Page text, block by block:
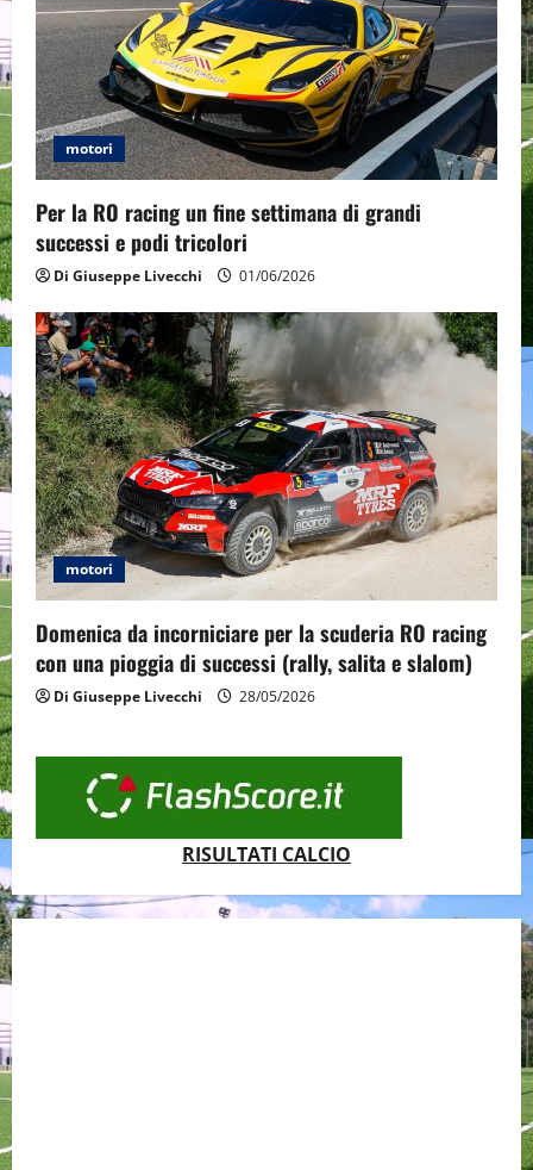
motori
Per la RO racing un fine settimana di grandi
successi e podi tricolori
Di Giuseppe Livecchi 01/06/2026
motori
Domenica da incorniciare per la scuderia RO racing
con una pioggia di successi (rally, salita e slalom)
Di Giuseppe Livecchi 28/05/2026
RISULTATI CALCIO